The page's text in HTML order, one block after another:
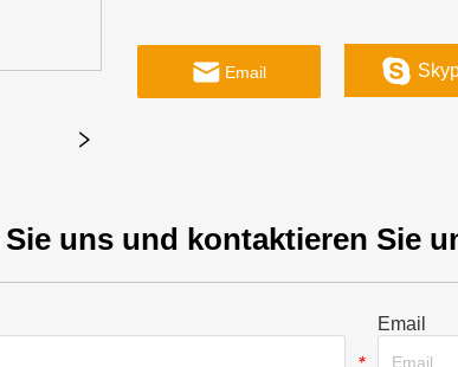
Email
uns und kontaktieren Sie
*
Email